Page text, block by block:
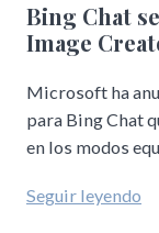
Bing Chat
Image
Microsoft ha
para Bing Chat
en los modos
Seguir leyendo